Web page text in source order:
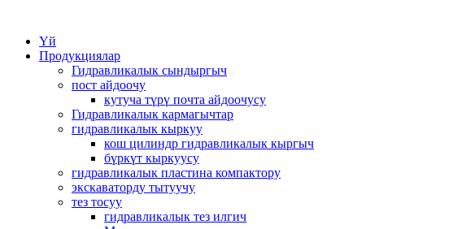
Үй
Продукциялар
Гидравликалык сындыргыч
пост айдоочу
кутуча түрү почта айдоочусу
Гидравликалык кармагычтар
гидравликалык кыркуу
кош цилиндр гидравликалык кыргыч
бүркүт кыркуусу
гидравликалык пластина компактору
экскаваторду тытуучу
тез тосуу
гидравликалык тез илгич